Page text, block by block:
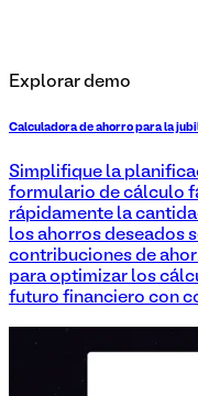
Explorar demo
Calculadora de ahorro para la
Simplifique la
formulario de cálculo
rápidamente la
los ahorros deseados
contribuciones de
para optimizar los
futuro financiero con